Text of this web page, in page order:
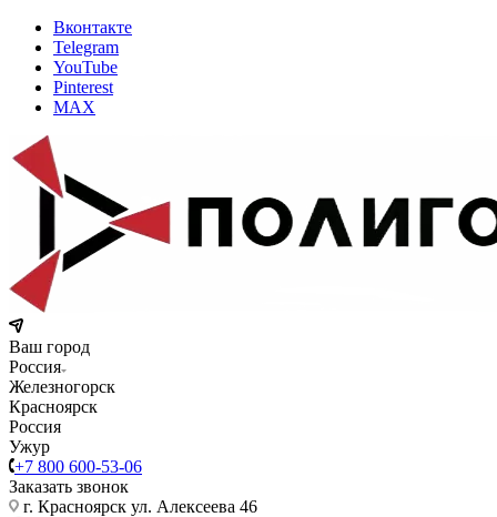
Вконтакте
Telegram
YouTube
Pinterest
MAX
Ваш город
Россия
Железногорск
Красноярск
Россия
Ужур
+7 800 600-53-06
Заказать звонок
г. Красноярск ул. Алексеева 46